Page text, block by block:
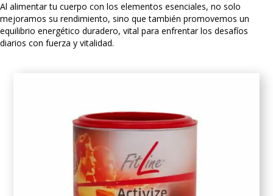
Al alimentar tu cuerpo con los elementos esenciales, no solo
mejoramos su rendimiento, sino que también promovemos un
equilibrio energético duradero, vital para enfrentar los desafíos
diarios con fuerza y vitalidad.